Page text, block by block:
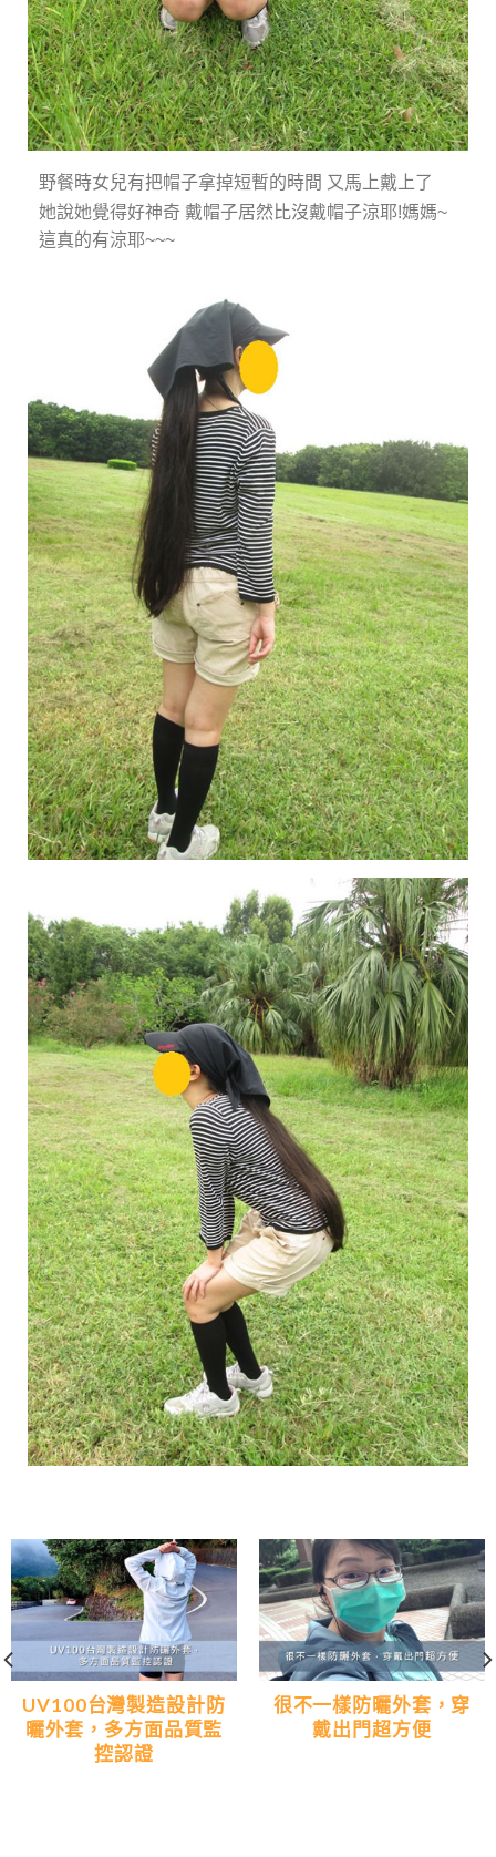
野餐時女兒有把帽子拿掉短暫的時間 又馬上戴上了
她說她覺得好神奇 戴帽子居然比沒戴帽子涼耶!媽媽~
這真的有涼耶~~~
UV100台灣製造設計防
曬外套，多方面品質監
控認證
很不一樣防曬外套，穿
戴出門超方便